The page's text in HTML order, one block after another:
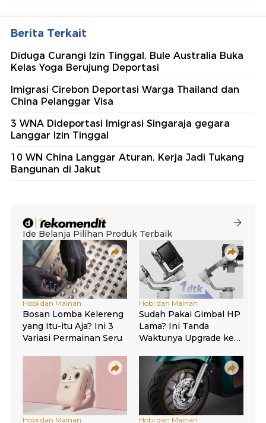
Berita Terkait
Diduga Curangi Izin Tinggal, Bule Australia Buka
Kelas Yoga Berujung Deportasi
Imigrasi Cirebon Deportasi Warga Thailand dan
China Pelanggar Visa
3 WNA Dideportasi Imigrasi Singaraja gegara
Langgar Izin Tinggal
10 WN China Langgar Aturan, Kerja Jadi Tukang
Bangunan di Jakut